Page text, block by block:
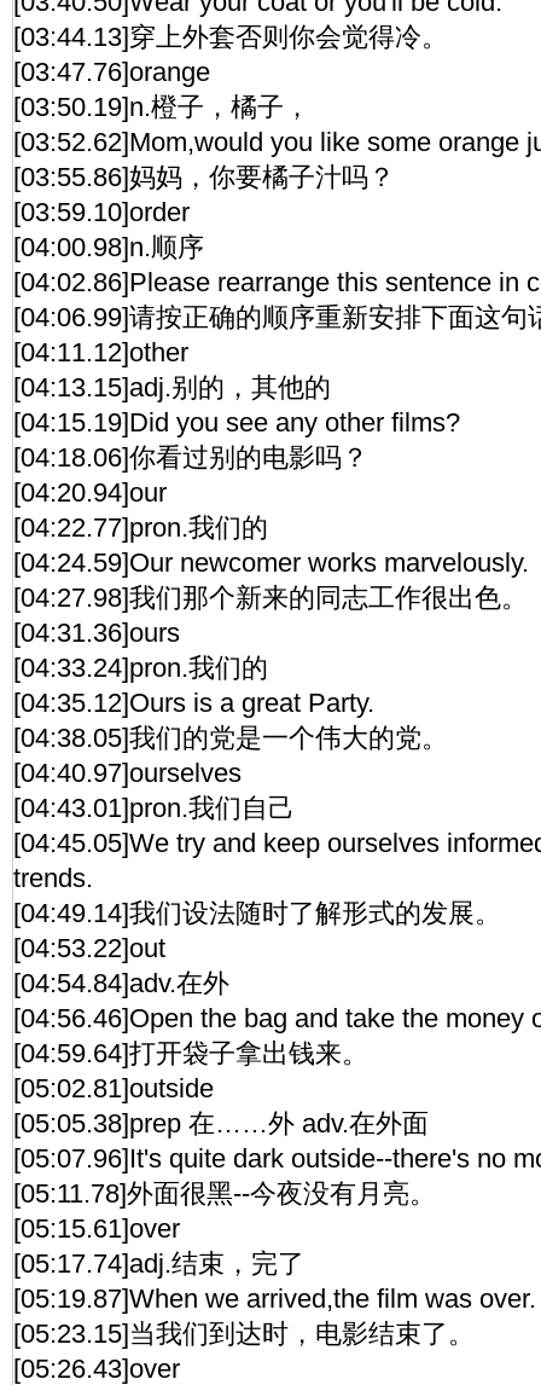
[03:44.13]穿上外套否则你会觉得冷。
[03:47.76]orange
[03:50.19]n.橙子，橘子，
[03:52.62]Mom,would you like some orange
[03:55.86]妈妈，你要橘子汁吗？
[03:59.10]order
[04:00.98]n.顺序
[04:02.86]Please rearrange this sentence in
[04:06.99]请按正确的顺序重新安排下面这句
[04:11.12]other
[04:13.15]adj.别的，其他的
[04:15.19]Did you see any other films?
[04:18.06]你看过别的电影吗？
[04:20.94]our
[04:22.77]pron.我们的
[04:24.59]Our newcomer works marvelously.
[04:27.98]我们那个新来的同志工作很出色。
[04:31.36]ours
[04:33.24]pron.我们的
[04:35.12]Ours is a great Party.
[04:38.05]我们的党是一个伟大的党。
[04:40.97]ourselves
[04:43.01]pron.我们自己
[04:45.05]We try and keep ourselves
trends.
[04:49.14]我们设法随时了解形式的发展。
[04:53.22]out
[04:54.84]adv.在外
[04:56.46]Open the bag and take the money
[04:59.64]打开袋子拿出钱来。
[05:02.81]outside
[05:05.38]prep 在……外 adv.在外面
[05:07.96]It's quite dark outside--there's no
[05:11.78]外面很黑--今夜没有月亮。
[05:15.61]over
[05:17.74]adj.结束，完了
[05:19.87]When we arrived,the film was over.
[05:23.15]当我们到达时，电影结束了。
[05:26.43]over